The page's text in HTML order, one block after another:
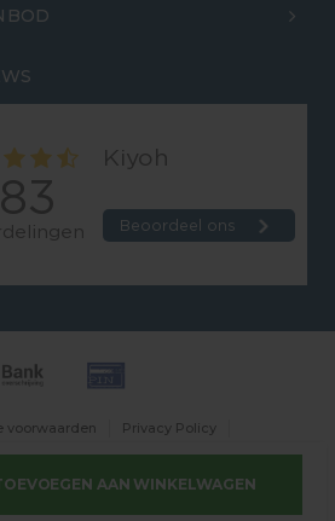
AAN WINKELWAGEN
voorwaarden
Privacy Policy
2026 Dakenlood.nl